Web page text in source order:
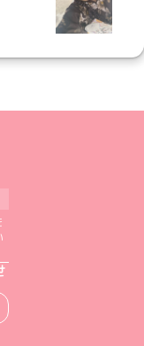
アカウント
アカウント公式アカウント
みんFacebook公式アカウン
りーみんYouTube公式アカ